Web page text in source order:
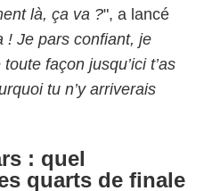
là, ça va ?", a lancé
! Je pars confiant, je
toute façon jusqu’ici t’as
tu n’y arriverais
: quel
quarts de finale